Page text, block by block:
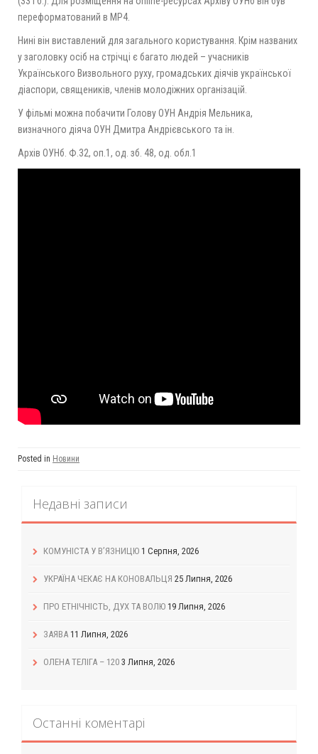
переформатований в МР4.
Нині він виставлений для загального користування. Крім названих
у заголовку осіб на стрічці є багато людей – учасників
Українського Визвольного руху, громадських діячів української
діаспори, священиків, членів молодіжних організацій.
У фільмі можна побачити Голову ОУН Андрія Мельника,
визначного діяча ОУН Дмитра Андрієвського та ін.
Архів ОУНб. Ф.32, оп.1, од. зб. 48, од. обл.1
Posted in Новини
Недавні записи
КОМУНІСТА У В’ЯЗНИЦЮ 1 Серпня, 2026
УКРАЇНА ЧЕКАЄ НА КОНОВАЛЬЦЯ 25 Липня, 2026
ПРО ЕТНІЧНІСТЬ, ДУХ ТА ВОЛЮ 19 Липня, 2026
ЗАЯВА 11 Липня, 2026
ОЛЕНА ТЕЛІГА – 120 3 Липня, 2026
Останні коментарі